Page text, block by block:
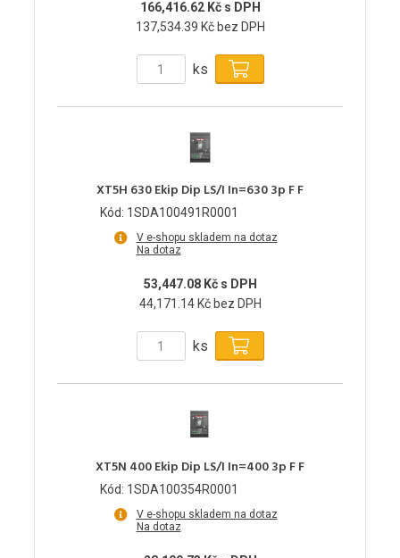
166,416.62 Kč s DPH
137,534.39 Kč bez DPH
ks
XT5H 630 Ekip Dip LS/I In=630 3p F F
Kód: 1SDA100491R0001
V e-shopu skladem na dotaz
Na dotaz
53,447.08 Kč s DPH
44,171.14 Kč bez DPH
ks
XT5N 400 Ekip Dip LS/I In=400 3p F F
Kód: 1SDA100354R0001
V e-shopu skladem na dotaz
Na dotaz